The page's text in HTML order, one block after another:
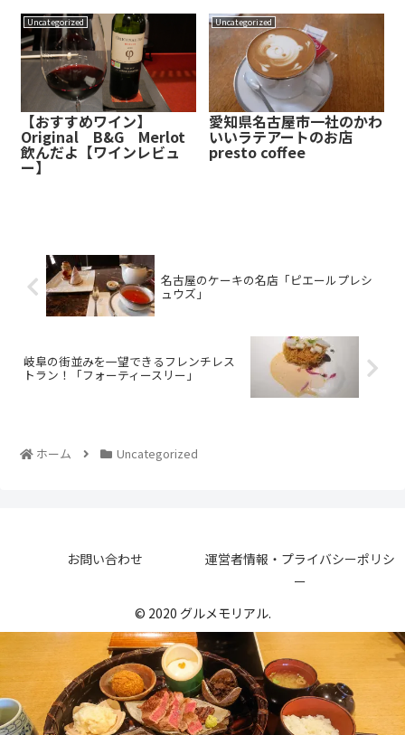
Uncategorized
【おすすめワイン】
Original B&G Merlot
飲んだよ【ワインレビュ
ー】
Uncategorized
愛知県名古屋市一社のかわ
いいラテアートのお店
presto coffee
名古屋のケーキの名店「ピエールプレシ
ュウズ」
岐阜の街並みを一望できるフレンチレス
トラン！「フォーティースリー」
ホーム Uncategorized
お問い合わせ
運営者情報・プライバシーポリシ
ー
© 2020 グルメモリアル.